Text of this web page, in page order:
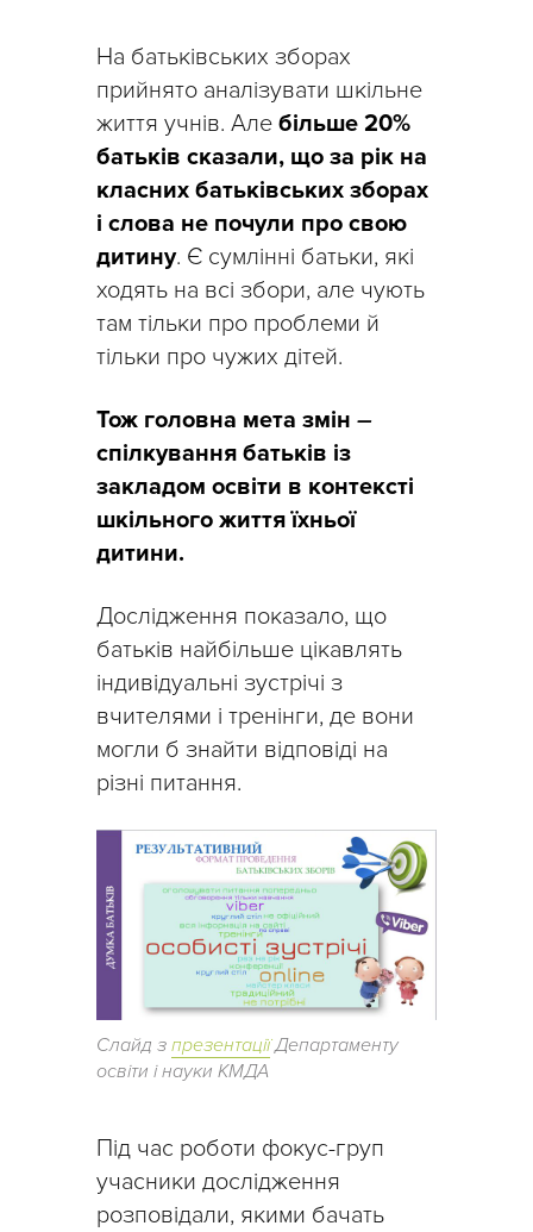
На батьківських зборах
прийнято аналізувати шкільне
життя учнів. Але більше 20%
батьків сказали, що за рік на
класних батьківських зборах
і слова не почули про свою
дитину. Є сумлінні батьки, які
ходять на всі збори, але чують
там тільки про проблеми й
тільки про чужих дітей.
Тож головна мета змін –
спілкування батьків із
закладом освіти в контексті
шкільного життя їхньої
дитини.
Дослідження показало, що
батьків найбільше цікавлять
індивідуальні зустрічі з
вчителями і тренінги, де вони
могли б знайти відповіді на
різні питання.
Слайд з презентаціїДепартаменту
освіти і науки КМДА
Під час роботи фокус-груп
учасники дослідження
розповідали, якими бачать